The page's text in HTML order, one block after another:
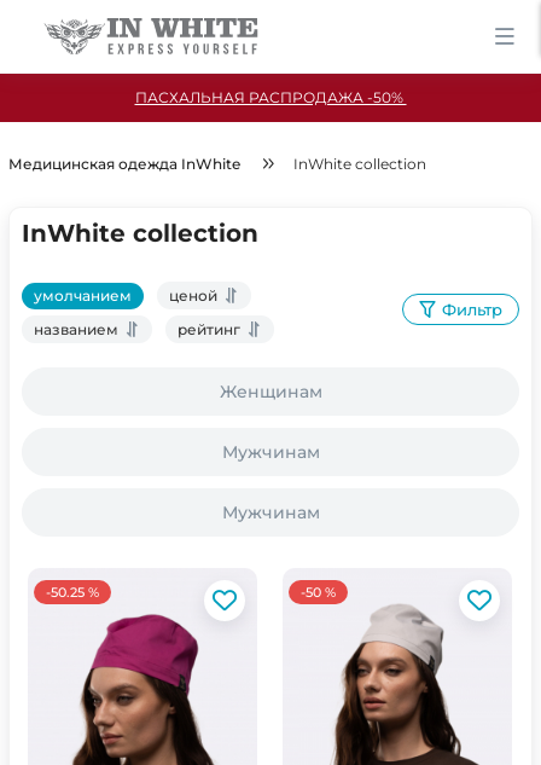
ПАСХАЛЬНАЯ РАСПРОДАЖА -50%
Медицинская одежда InWhite InWhite collection
InWhite collection
умолчанием
ценой
названием
рейтинг
Фильтр
Женщинам
Мужчинам
Мужчинам
-50.25 % -50 %